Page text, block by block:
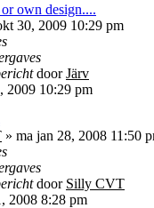
own design....
30, 2009 10:29 pm
doorJärv
2009 10:29 pm
» ma jan 28, 2008 11:50
door Silly CVT
2008 8:28 pm